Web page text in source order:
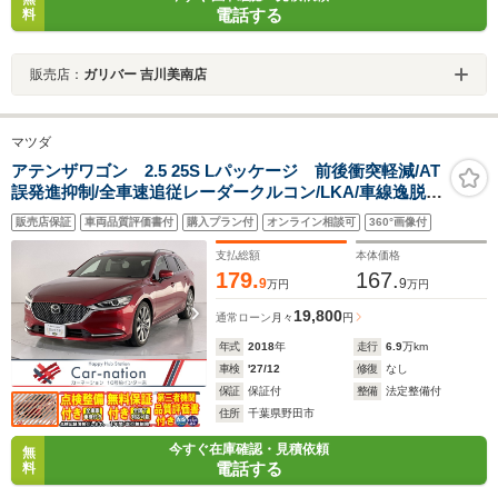
料
電話する
販売店： ガリバー 吉川美南店
マツダ
アテンザワゴン 2.5 25S Lパッケージ 前後衝突軽減/AT
誤発進抑制/全車速追従レーダークルコン/LKA/車線逸脱警
報/BSM/アダプティブLEDヘッド/茶革シート/シートヒー
ター/Pシート/BOSEサウンド/マツコネ/DVD/フルセ
グ/Bluetooth/Bカメラ/ETC
販売店保証 車両品質評価書付 購入プラン付 オンライン相談可 360°画像付
支払総額
179.9万円
本体価格
167.9万円
通常ローン 月々19,800円
年式 2018年 走行 6.9万km
車検
'27/12 修復
なし
保証
保証付 整備
法定整備付
住所
千葉県野田市
無
料
今すぐ在庫確認・見積依頼
電話する